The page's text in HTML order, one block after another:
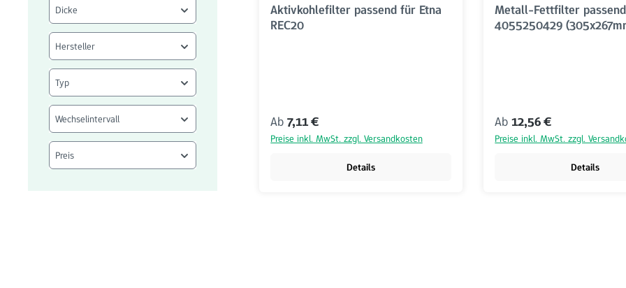
Dicke
Hersteller
Typ
Wechselintervall
Preis
Aktivkohlefilter passend für Etna
REC20
Regulärer Preis:
Ab 7,11 €
Preise inkl. MwSt. zzgl. Versandkosten
Details
Metall-Fettfilter
4055250429
Regulärer Preis:
Ab 12,56 €
Preise inkl. MwSt. zzgl.
Details